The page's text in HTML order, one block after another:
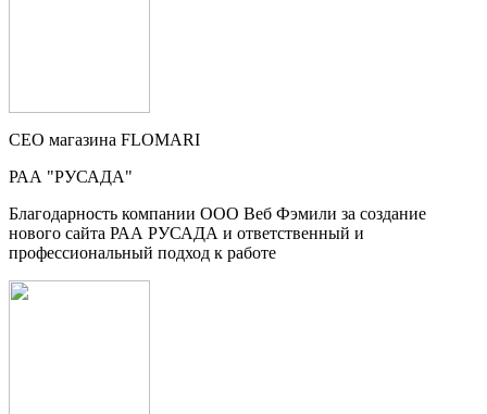
CEO магазина FLOMARI
РАА "РУСАДА"
Благодарность компании ООО Веб Фэмили за создание
нового сайта РАА РУСАДА и ответственный и
профессиональный подход к работе